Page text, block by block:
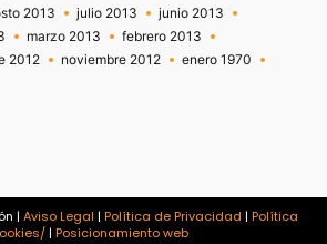
2013 julio 2013
junio 2013
marzo 2013
febrero 2013
2012 noviembre 2012
enero 1970
| Aviso Legal | Política de Privacidad | Política
| Posicionamiento web